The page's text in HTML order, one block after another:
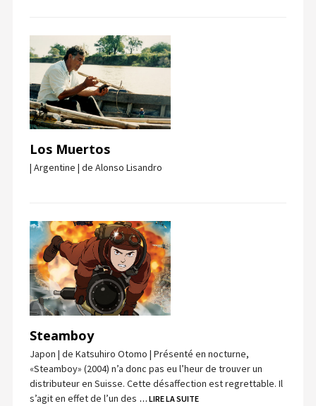
Los Muertos
| Argentine | de Alonso Lisandro
Steamboy
Japon | de Katsuhiro Otomo | Présenté en nocturne,
«Steamboy» (2004) n’a donc pas eu l’heur de trouver un
distributeur en Suisse. Cette désaffection est regrettable. Il
s’agit en effet de l’un des … LIRE LA SUITE